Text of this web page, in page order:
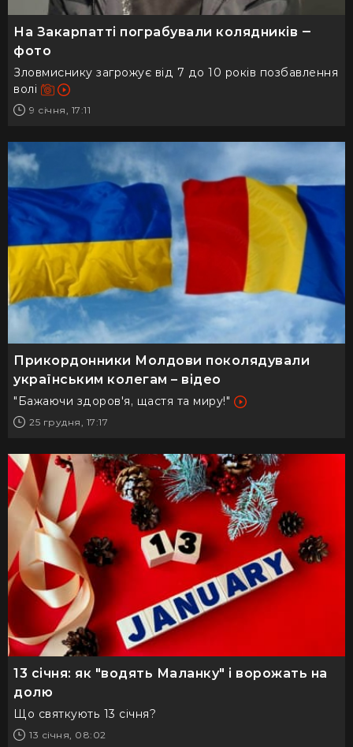
На Закарпатті пограбували колядників ‒
фото
Зловмиснику загрожує від 7 до 10 років позбавлення
волі
9 січня, 17:11
Прикордонники Молдови поколядували
українським колегам – відео
"Бажаючи здоров'я, щастя та миру!"
25 грудня, 17:17
13 січня: як "водять Маланку" і ворожать на
долю
Що святкують 13 січня?
13 січня, 08:02